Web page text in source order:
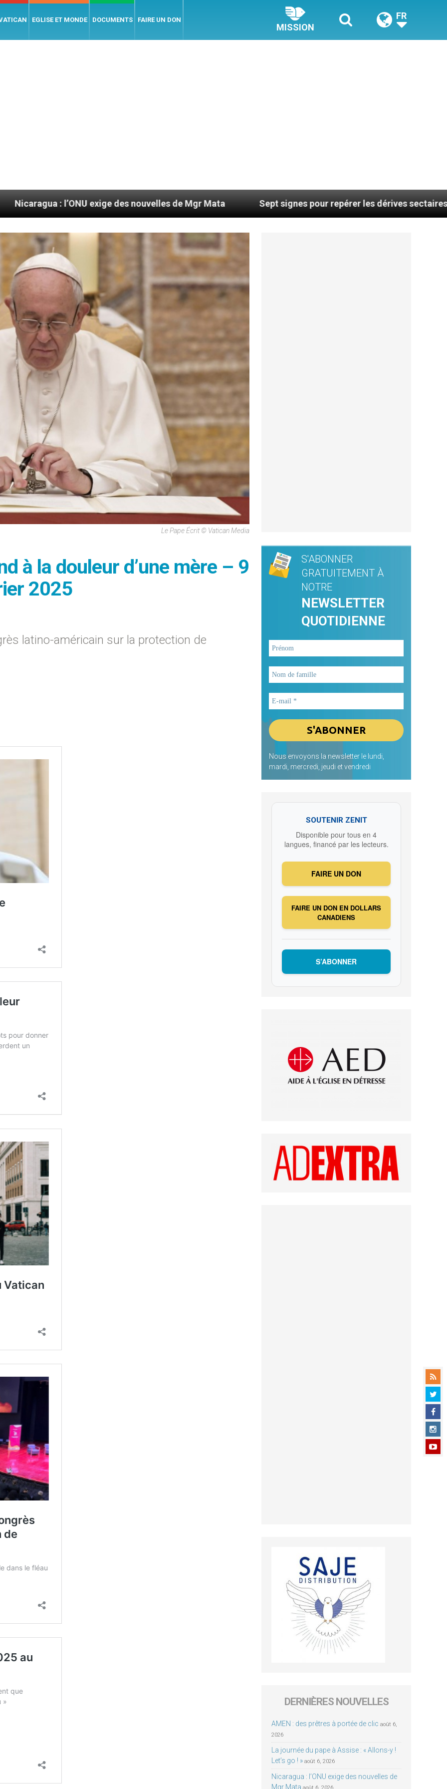
EGLISE ET MONDE DOCUMENTS FAIRE UN DON
MISSION
FR
exige des nouvelles de Mgr Mata Sept signes pour repérer les dérives sectaires du coaching
Le Pape Écrit © Vatican Media
à la douleur d’une mère – 9
2025
latino-américain sur la protection de
S'ABONNER
GRATUITEMENT À
NOTRE
NEWSLETTER
QUOTIDIENNE
Nous envoyons la newsletter le lundi,
mardi, mercredi, jeudi et vendredi
SOUTENIR ZENIT
Disponible pour tous en 4
langues, financé par les lecteurs.
FAIRE UN DON
FAIRE UN DON EN DOLLARS
CANADIENS
S’ABONNER
DERNIÈRES NOUVELLES
AMEN : des prêtres à portée de clic août 6,
2026
La journée du pape à Assise : « Allons-y !
Let’s go ! » août 6, 2026
Nicaragua : l’ONU exige des nouvelles de
Mgr Mata